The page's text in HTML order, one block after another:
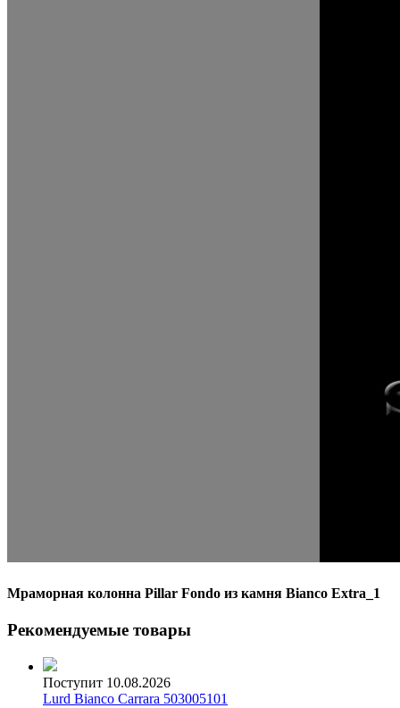
Мраморная колонна Pillar Fondo из камня Bianco Extra_1
Рекомендуемые товары
Поступит 10.08.2026
Lurd Bianco Carrara 503005101